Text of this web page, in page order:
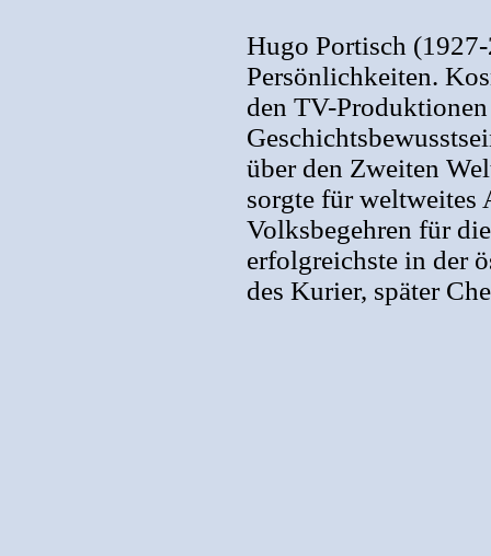
Hugo Portisch
Persönlichkeiten.
den TV-
über den Zweiten
sorgte für weltweites
Volksbegehren für
erfolgreichste in der
des Kurier, später